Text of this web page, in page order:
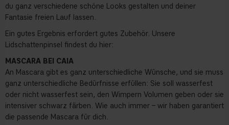
du ganz verschiedene schöne Looks gestalten und deiner
Fantasie freien Lauf lassen.
Ein gutes Ergebnis erfordert gutes Zubehör. Unsere
Lidschattenpinsel findest du hier:
MASCARA BEI CAIA
An Mascara gibt es ganz unterschiedliche Wünsche, und sie muss
ganz unterschiedliche Bedürfnisse erfüllen: Sie soll wasserfest
oder nicht wasserfest sein, den Wimpern Volumen geben oder sie
intensiver schwarz färben. Wie auch immer – wir haben garantiert
die passende Mascara für dich.